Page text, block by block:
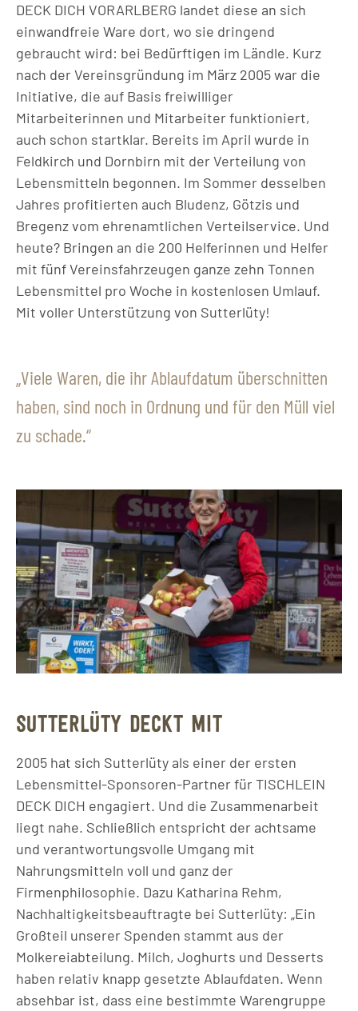
DECK DICH VORARLBERG landet diese an sich
einwandfreie Ware dort, wo sie dringend
gebraucht wird: bei Bedürftigen im Ländle. Kurz
nach der Vereinsgründung im März 2005 war die
Initiative, die auf Basis freiwilliger
Mitarbeiterinnen und Mitarbeiter funktioniert,
auch schon startklar. Bereits im April wurde in
Feldkirch und Dornbirn mit der Verteilung von
Lebensmitteln begonnen. Im Sommer desselben
Jahres profitierten auch Bludenz, Götzis und
Bregenz vom ehrenamtlichen Verteilservice. Und
heute? Bringen an die 200 Helferinnen und Helfer
mit fünf Vereinsfahrzeugen ganze zehn Tonnen
Lebensmittel pro Woche in kostenlosen Umlauf.
Mit voller Unterstützung von Sutterlüty!
Viele Waren, die ihr Ablaufdatum überschnitten
haben, sind noch in Ordnung und für den Müll viel
zu schade.
SUTTERLÜTY DECKT MIT
2005 hat sich Sutterlüty als einer der ersten
Lebensmittel-Sponsoren-Partner für TISCHLEIN
DECK DICH engagiert. Und die Zusammenarbeit
liegt nahe. Schließlich entspricht der achtsame
und verantwortungsvolle Umgang mit
Nahrungsmitteln voll und ganz der
Firmenphilosophie. Dazu Katharina Rehm,
Nachhaltigkeitsbeauftragte bei Sutterlüty: „Ein
Großteil unserer Spenden stammt aus der
Molkereiabteilung. Milch, Joghurts und Desserts
haben relativ knapp gesetzte Ablaufdaten. Wenn
absehbar ist, dass eine bestimmte Warengruppe